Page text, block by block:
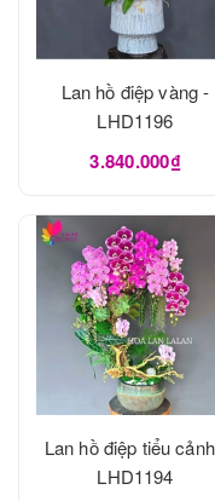
Lan hồ điệp vàng -
LHD1196
3.840.000₫
Lan hồ điệp tiểu
LHD1194